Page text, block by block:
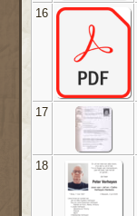
16
17
18